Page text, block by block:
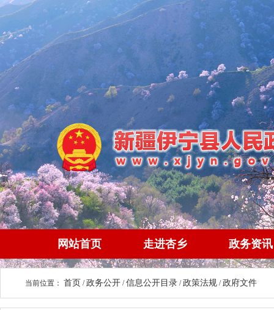
网站首页 走进杏乡 政务资讯
当前位置： 首页 /政务公开 /信息公开目录 /政策法规 /政府文件